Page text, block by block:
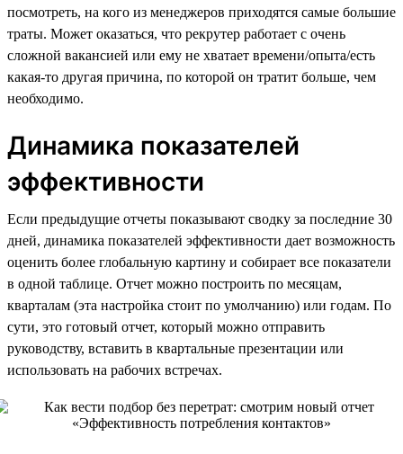
посмотреть, на кого из менеджеров приходятся самые большие
траты. Может оказаться, что рекрутер работает с очень
сложной вакансией или ему не хватает времени/опыта/есть
какая-то другая причина, по которой он тратит больше, чем
необходимо.
Динамика показателей
эффективности
Если предыдущие отчеты показывают сводку за последние 30
дней, динамика показателей эффективности дает возможность
оценить более глобальную картину и собирает все показатели
в одной таблице. Отчет можно построить по месяцам,
кварталам (эта настройка стоит по умолчанию) или годам. По
сути, это готовый отчет, который можно отправить
руководству, вставить в квартальные презентации или
использовать на рабочих встречах.